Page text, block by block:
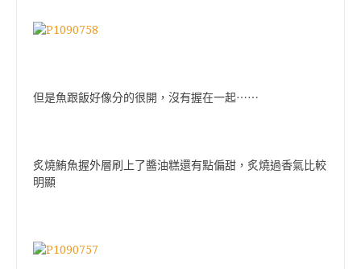
但是魚跟飯好像分的很開，沒有握在一起⋯⋯
炙燒鮪魚握外層刷上了醬油糕還有點偏甜，炙燒過香氣比較
明顯